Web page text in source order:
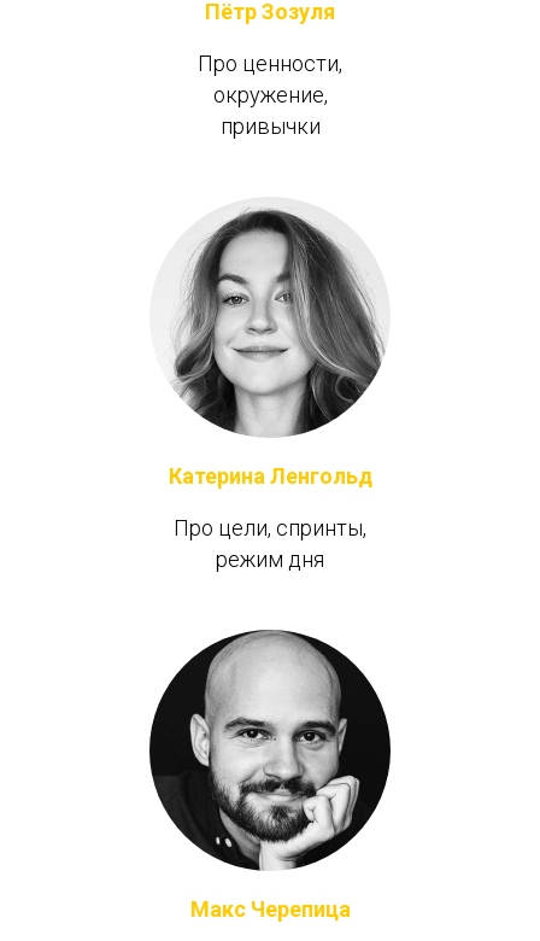
Пётр Зозуля
Про ценности,
окружение,
привычки
Катерина Ленгольд
Про цели, спринты,
режим дня
Макс Черепица